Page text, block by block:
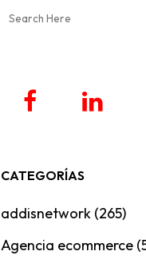
CATEGORÍAS
addisnetwork (265)
Agencia ecommerce